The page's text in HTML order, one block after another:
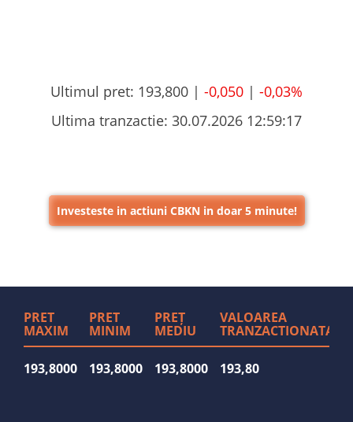
Ultimul pret: 193,800 | -0,050 | -0,03%
Ultima tranzactie: 30.07.2026 12:59:17
Investeste in actiuni CBKN in doar 5 minute!
PRET
MAXIM
PRET
MINIM
PREȚ
MEDIU
VALOAREA
TRANZACTIONATA
193,8000 193,8000 193,8000 193,80